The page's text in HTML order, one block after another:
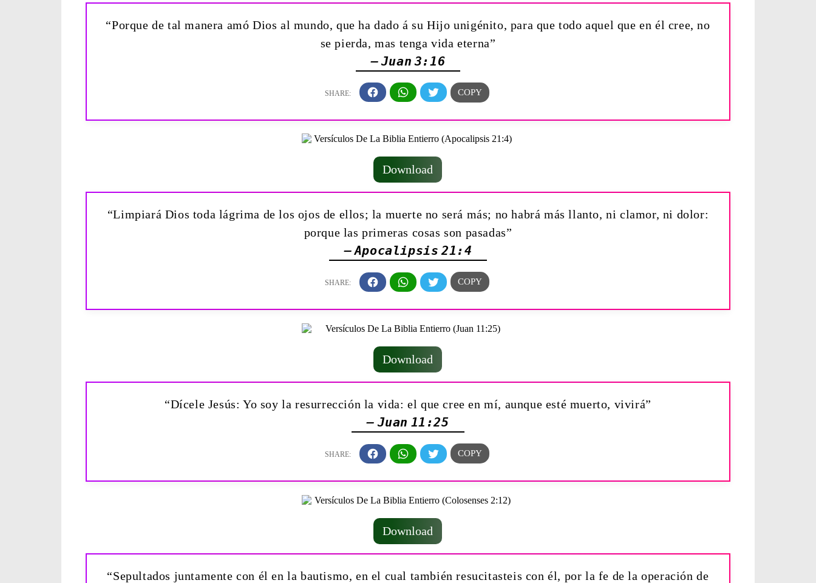
“Porque de tal manera amó Dios al mundo, que ha dado á su Hijo unigénito, para que todo aquel que en él cree, no
se pierda, mas tenga vida eterna”
— Juan 3:16
Download
“Limpiará Dios toda lágrima de los ojos de ellos; la muerte no será más; no habrá más llanto, ni clamor, ni dolor:
porque las primeras cosas son pasadas”
— Apocalipsis 21:4
Download
“Dícele Jesús: Yo soy la resurrección la vida: el que cree en mí, aunque esté muerto, vivirá”
— Juan 11:25
Download
“Sepultados juntamente con él en la bautismo, en el cual también resucitasteis con él, por la fe de la operación de